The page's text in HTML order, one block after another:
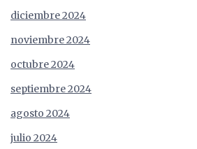
diciembre 2024
noviembre 2024
octubre 2024
septiembre 2024
agosto 2024
julio 2024